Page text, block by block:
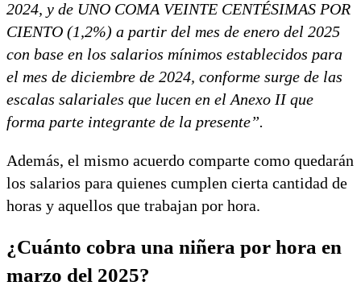
2024, y de UNO COMA VEINTE CENTÉSIMAS POR
CIENTO (1,2%) a partir del mes de enero del 2025
con base en los salarios mínimos establecidos para
el mes de diciembre de 2024, conforme surge de las
escalas salariales que lucen en el Anexo II que
forma parte integrante de la presente”.
Además, el mismo acuerdo comparte como quedarán
los salarios para quienes cumplen cierta cantidad de
horas y aquellos que trabajan por hora.
¿Cuánto cobra una niñera por hora en
marzo del 2025?